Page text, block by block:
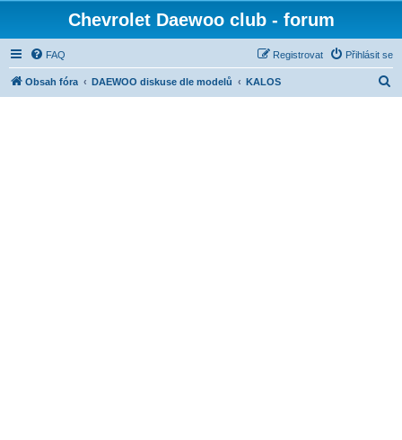
Chevrolet Daewoo club - forum
FAQ Přihlásit se
Registrovat
Obsah fóra DAEWOO diskuse dle modelů KALOS